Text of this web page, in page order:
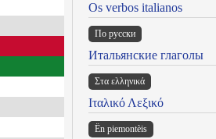
Os verbos italianos
По русски
Итальянские глаголы
Στα ελληνικά
Ιταλικό Λεξικό
Ën piemontèis